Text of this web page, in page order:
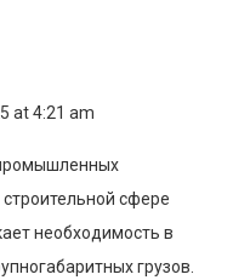
at 4:21 am
сфере
необходимость в
грузов.